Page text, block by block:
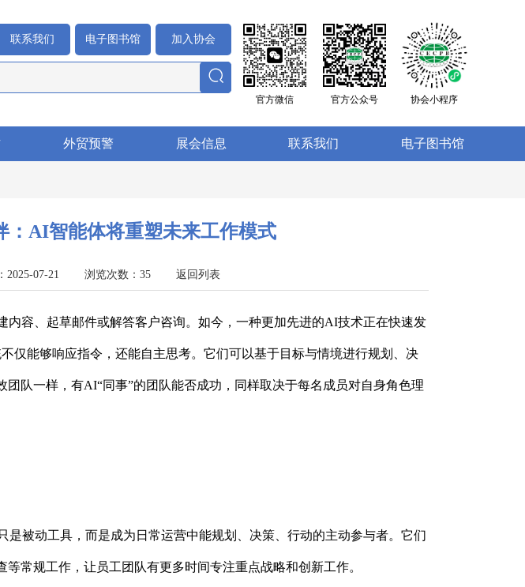
联系我们 电子图书馆 加入协会
官方微信 官方公众号 协会小程序
外贸预警 展会信息 联系我们 电子图书馆
：AI智能体将重塑未来工作模式
：2025-07-21 浏览次数：35 返回列表
内容、起草邮件或解答客户咨询。如今，一种更加先进的AI技术正在快速发
仅能够响应指令，还能自主思考。它们可以基于目标与情境进行规划、决
队一样，有AI“同事”的团队能否成功，同样取决于每名成员对自身角色理
被动工具，而是成为日常运营中能规划、决策、行动的主动参与者。它们
常规工作，让员工团队有更多时间专注重点战略和创新工作。